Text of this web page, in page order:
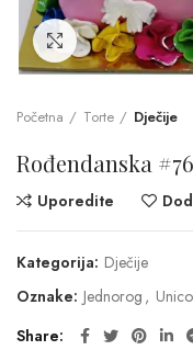
Click to enlarge
Početna Torte Dječije
Rođendanska #76
Uporedite
Kategorija: Dječije
Oznake: Jednorog ,
Share